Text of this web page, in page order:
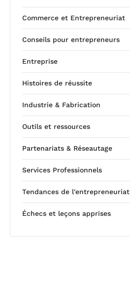
Commerce et Entrepreneuriat
Conseils pour entrepreneurs
Entreprise
Histoires de réussite
Industrie & Fabrication
Outils et ressources
Partenariats & Réseautage
Services Professionnels
Tendances de l'entrepreneuriat
Échecs et leçons apprises